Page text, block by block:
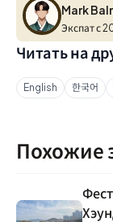
Mark Mark
Экспат с
Читать на
English 한국어
Похожие